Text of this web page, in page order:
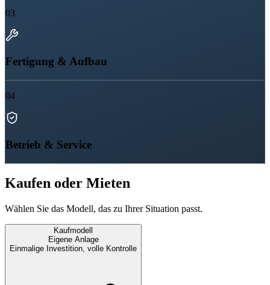
03
Fertigung & Aufbau
04
Betrieb & Service
Kaufen oder Mieten
Wählen Sie das Modell, das zu Ihrer Situation passt.
Kaufmodell
Eigene Anlage
Einmalige Investition, volle Kontrolle